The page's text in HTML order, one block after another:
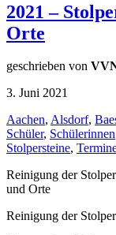
2021 –
Orte
geschrieben von
3. Juni 2021
Aachen, Alsdorf,
Schüler, Schülerinnen
Stolpersteine,
Reinigung der
und Orte
Reinigung der